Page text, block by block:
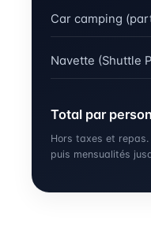
Car camping
Navette (Shuttle
Total par
Hors taxes et
puis mensualités